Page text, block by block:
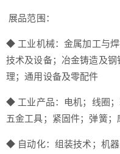
展品范围：
◆ 工业机械：金属加工与
技术及设备；冶金铸造及
理；通用设备及零配件
◆ 工业产品：电机；线圈；
五金工具；紧固件；弹簧；
◆ 自动化：组装技术；机器